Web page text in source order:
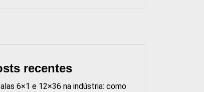
recentes
6×1 e 12×36 na indústria: como